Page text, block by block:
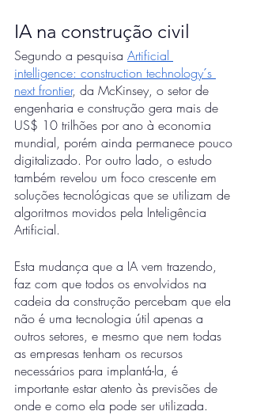
IA na construção civil
Segundo a pesquisa Artificial
intelligence: construction technology´s
next frontier, da McKinsey, o setor de
engenharia e construção gera mais de
US$ 10 trilhões por ano à economia
mundial, porém ainda permanece pouco
digitalizado. Por outro lado, o estudo
também revelou um foco crescente em
soluções tecnológicas que se utilizam de
algoritmos movidos pela Inteligência
Artificial.
Esta mudança que a IA vem trazendo,
faz com que todos os envolvidos na
cadeia da construção percebam que ela
não é uma tecnologia útil apenas a
outros setores, e mesmo que nem todas
as empresas tenham os recursos
necessários para implantá-la, é
importante estar atento às previsões de
onde e como ela pode ser utilizada.